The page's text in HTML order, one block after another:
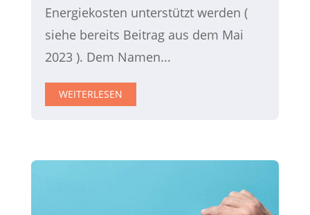
Energiekosten unterstützt werden (
siehe bereits Beitrag aus dem Mai
2023 ). Dem Namen...
WEITERLESEN